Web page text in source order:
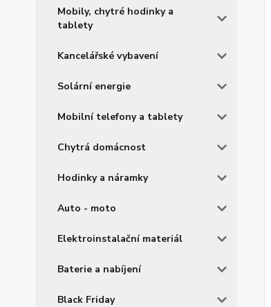
Mobily, chytré hodinky a
tablety
Kancelářské vybavení
Solární energie
Mobilní telefony a tablety
Chytrá domácnost
Hodinky a náramky
Auto - moto
Elektroinstalační materiál
Baterie a nabíjení
Black Friday